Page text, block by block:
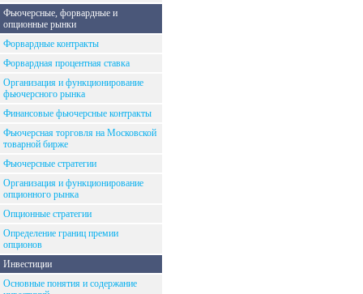
Фьючерсные, форвардные и
опционные рынки
Форвардные контракты
Форвардная процентная ставка
Организация и функционирование
фьючерсного рынка
Финансовые фьючерсные контракты
Фьючерсная торговля на Московской
товарной бирже
Фьючерсные стратегии
Организация и функционирование
опционного рынка
Опционные стратегии
Определение границ премии
опционов
Инвестиции
Основные понятия и содержание